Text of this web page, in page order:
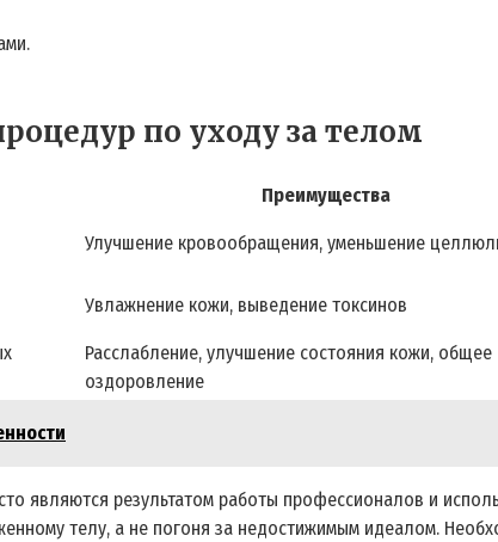
по уходу за телом
Преимущества
Улучшение кровообращения, уменьшение
Увлажнение кожи, выведение токсинов
Расслабление, улучшение состояния кожи, общее
оздоровление
являются результатом работы профессионалов и
телу, а не погоня за недостижимым идеалом.